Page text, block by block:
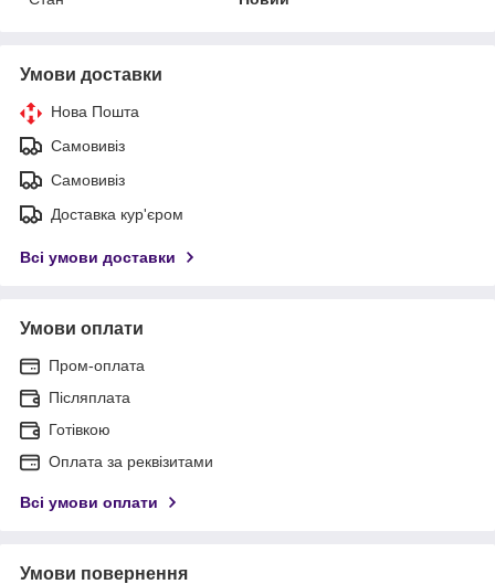
Умови доставки
Нова Пошта
Самовивіз
Самовивіз
Доставка кур'єром
Всі умови доставки
Умови оплати
Пром-оплата
Післяплата
Готівкою
Оплата за реквізитами
Всі умови оплати
Умови повернення